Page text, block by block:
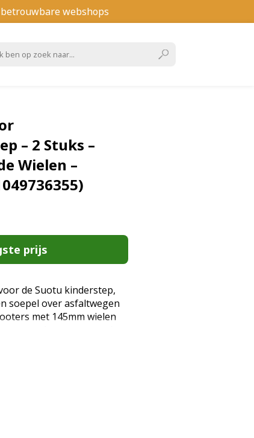
webshops
– 2 Stuks –
Wielen –
prijs
de Suotu kinderstep,
soepel over asfaltwegen
met 145mm wielen
tot aankoop overgaat).
polyurethaan